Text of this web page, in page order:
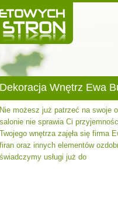
Dekoracja Wnętrz Ewa
Nie możesz już patrzeć na swoje
salonie nie sprawia Ci
Twojego wnętrza zajęła się firma
firan oraz innych elementów
świadczymy usługi już do